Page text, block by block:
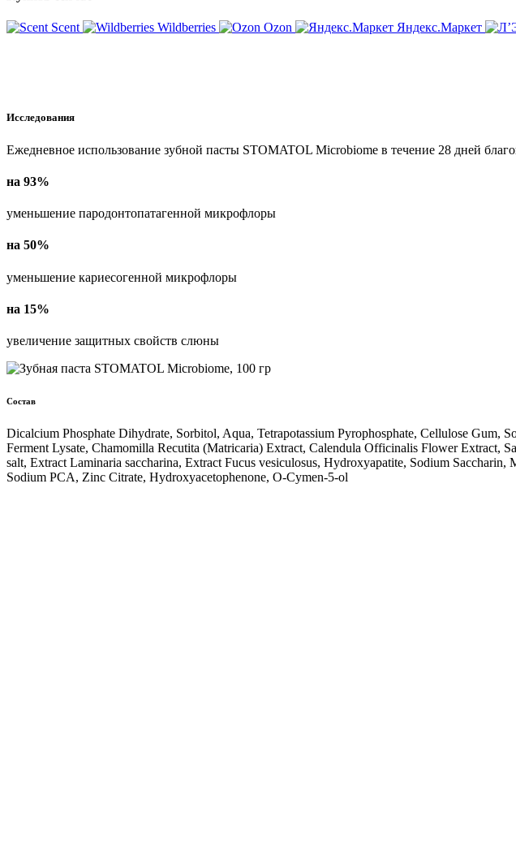
Scent Wildberries Ozon Яндекс.Маркет
Исследования
Ежедневное использование зубной пасты STOMATOL Microbiome в течение 28 дней
на 93%
уменьшение пародонтопатагенной микрофлоры
на 50%
уменьшение кариесогенной микрофлоры
на 15%
увеличение защитных свойств слюны
Состав
Dicalcium Phosphate Dihydrate, Sorbitol, Aqua, Tetrapotassium Pyrophosphate, Cellulose
Ferment Lysate, Chamomilla Recutita (Matricaria) Extract, Calendula Officinalis Flower
salt, Extract Laminaria saccharina, Extract Fucus vesiculosus, Hydroxyapatite, Sodium
Sodium PCA, Zinc Citrate, Hydroxyacetophenone, O-Cymen-5-ol